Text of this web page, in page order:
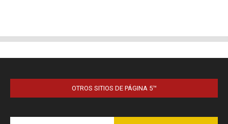
OTROS SITIOS DE PÁGINA 5™